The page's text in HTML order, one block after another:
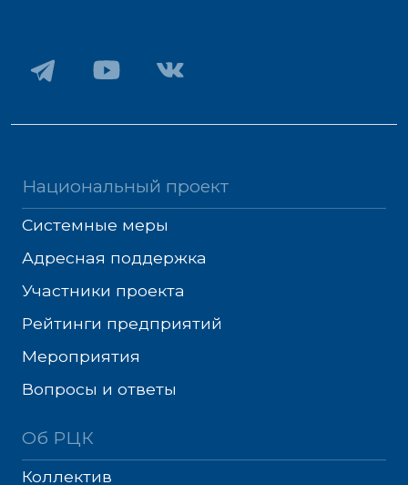
Национальный проект
Системные меры
Адресная поддержка
Участники проекта
Рейтинги предприятий
Мероприятия
Вопросы и ответы
Об РЦК
Коллектив